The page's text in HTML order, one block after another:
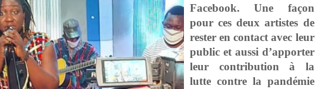
Facebook. Une façon
pour ces deux artistes de
rester en contact avec leur
public et aussi d’apporter
leur contribution à la
lutte contre la pandémie